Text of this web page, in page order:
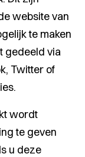
website van
te maken
gedeeld via
Twitter of
wordt
te geven
u deze